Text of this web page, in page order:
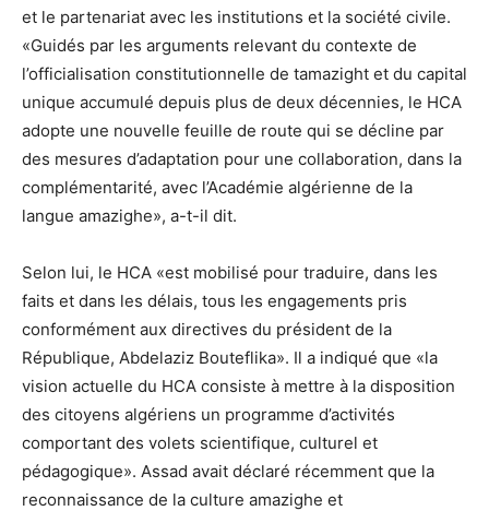
et le partenariat avec les institutions et la société civile.
«Guidés par les arguments relevant du contexte de
l’officialisation constitutionnelle de tamazight et du capital
unique accumulé depuis plus de deux décennies, le HCA
adopte une nouvelle feuille de route qui se décline par
des mesures d’adaptation pour une collaboration, dans la
complémentarité, avec l’Académie algérienne de la
langue amazighe», a-t-il dit.
Selon lui, le HCA «est mobilisé pour traduire, dans les
faits et dans les délais, tous les engagements pris
conformément aux directives du président de la
République, Abdelaziz Bouteflika». Il a indiqué que «la
vision actuelle du HCA consiste à mettre à la disposition
des citoyens algériens un programme d’activités
comportant des volets scientifique, culturel et
pédagogique». Assad avait déclaré récemment que la
reconnaissance de la culture amazighe et